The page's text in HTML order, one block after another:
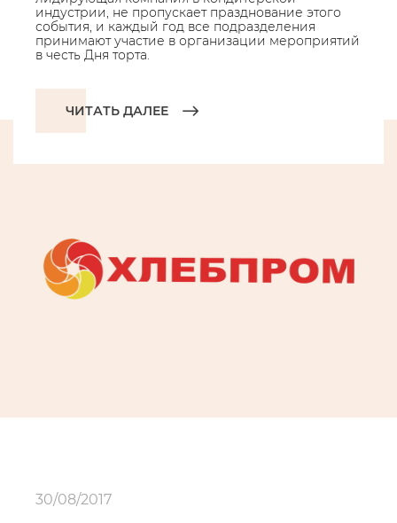
индустрии, не пропускает празднование этого
события, и каждый год все подразделения
принимают участие в организации мероприятий
в честь Дня торта.
ЧИТАТЬ ДАЛЕЕ
30/08/2017